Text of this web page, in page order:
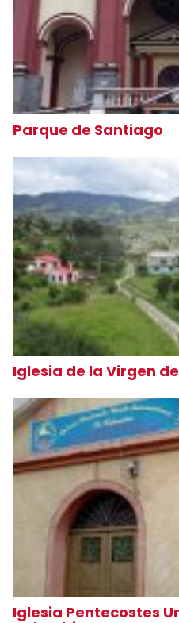
Parque de Santiago
Iglesia de la Virgen
Iglesia Pentecostes